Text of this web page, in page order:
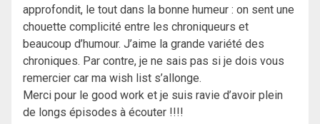
approfondit, le tout dans la bonne humeur : on sent une
chouette complicité entre les chroniqueurs et
beaucoup d’humour. J’aime la grande variété des
chroniques. Par contre, je ne sais pas si je dois vous
remercier car ma wish list s’allonge.
Merci pour le good work et je suis ravie d’avoir plein
de longs épisodes à écouter !!!!